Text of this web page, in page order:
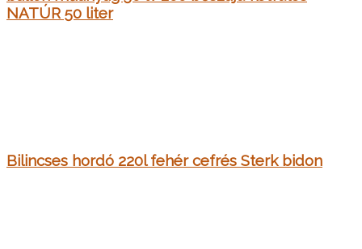
NATÚR 50 liter
Bilincses hordó 220l fehér cefrés Sterk bidon